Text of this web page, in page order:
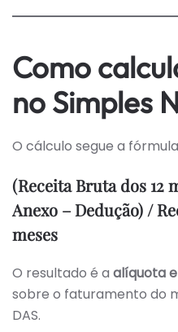
Como
no Simples
O cálculo segue a
(Receita Bruta dos 12
Anexo – Dedução) /
meses
O resultado é a alíquota
sobre o faturamento do
DAS.